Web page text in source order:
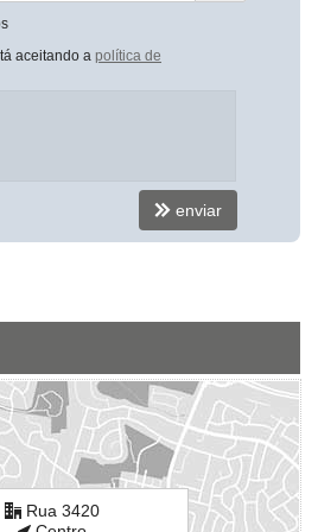
aceitando a política de
enviar
Rua 3420